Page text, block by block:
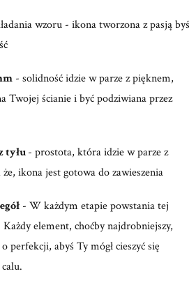
wzoru - ikona tworzona z pasją byś
- solidność idzie w parze z pięknem,
Twojej ścianie i być podziwiana przez
tyłu- prostota, która idzie w parze z
ikona jest gotowa do zawieszenia
- W każdym etapie powstania tej
element, choćby najdrobniejszy,
perfekcji, abyś Ty mógł cieszyć się